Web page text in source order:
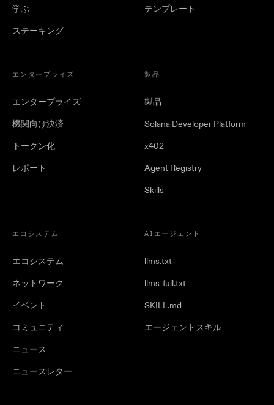
学ぶ
ステーキング
テンプレート
エンタープライズ
エンタープライズ
機関向け決済
トークン化
レポート
製品
製品
Solana Developer Platform
x402
Agent Registry
Skills
エコシステム
エコシステム
ネットワーク
イベント
コミュニティ
ニュース
ニュースレター
AIエージェント
llms.txt
llms-full.txt
SKILL.md
エージェントスキル